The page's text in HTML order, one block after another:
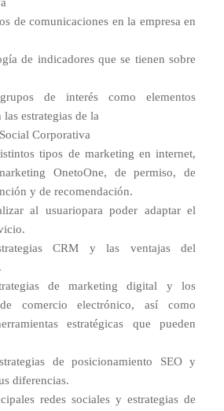
de comunicaciones en la empresa en
de indicadores que se tienen sobre
de interés como elementos
estrategias de la
Corporativa
tipos de marketing en internet,
OnetoOne, de permiso, de
y de recomendación.
al usuariopara poder adaptar el
CRM y las ventajas del
de marketing digital y los
comercio electrónico, así como
estratégicas que pueden
de posicionamiento SEO y
diferencias.
redes sociales y estrategias de